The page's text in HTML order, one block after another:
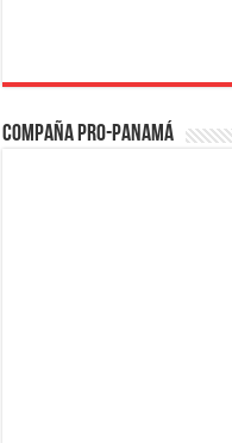
Compaña PRO-Panamá